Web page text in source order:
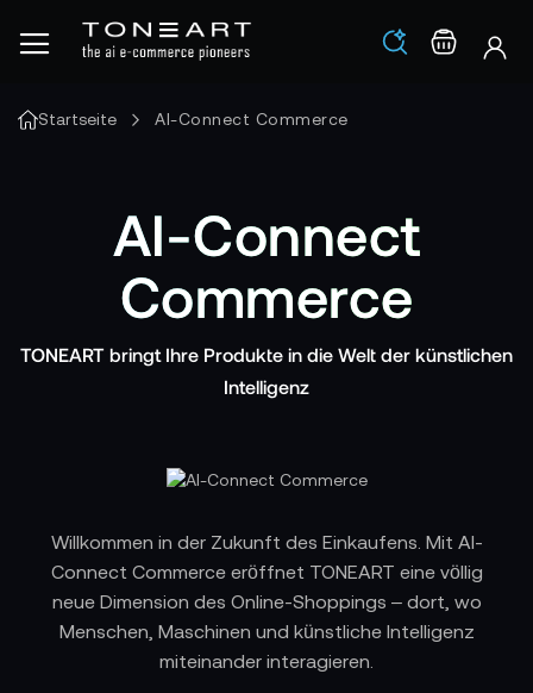
Los
Startseite AI-Connect Commerce
AI-Connect
Commerce
TONEART bringt Ihre Produkte in die Welt der künstlichen
Intelligenz
Willkommen in der Zukunft des Einkaufens. Mit AI-
Connect Commerce eröffnet TONEART eine völlig
neue Dimension des Online-Shoppings – dort, wo
Menschen, Maschinen und künstliche Intelligenz
miteinander interagieren.